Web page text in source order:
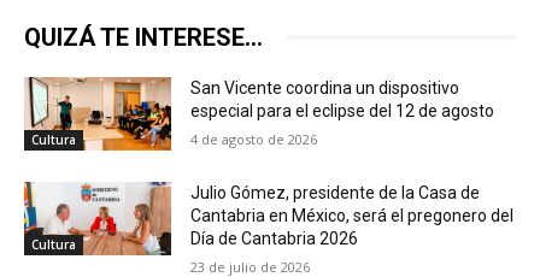
QUIZÁ TE INTERESE...
Cultura
San Vicente coordina un dispositivo
especial para el eclipse del 12 de agosto
4 de agosto de 2026
Cultura
Julio Gómez, presidente de la Casa de
Cantabria en México, será el pregonero del
Día de Cantabria 2026
23 de julio de 2026